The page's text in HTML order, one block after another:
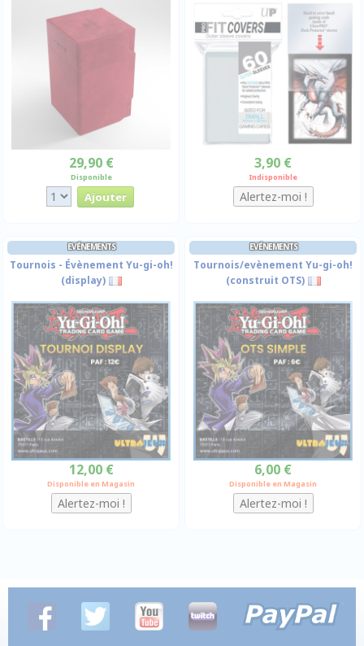
29,90 €
Disponible
3,90 €
Indisponible
EVÉNEMENTS
Tournois - Évènement Yu-gi-oh!
(display)
12,00 €
Disponible en Magasin
EVÉNEMENTS
Tournois/evènement Yu-gi-oh!
(construit OTS)
6,00 €
Disponible en Magasin